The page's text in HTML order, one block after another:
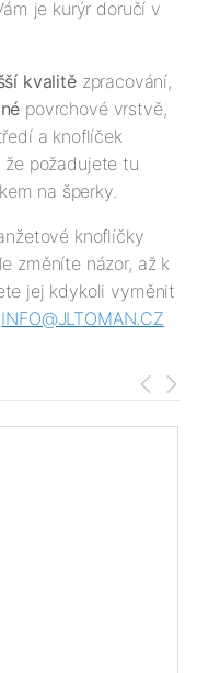
je kurýr doručí v
kvalitězpracování,
povrchové vrstvě,
a knoflíček
že požadujete tu
na šperky.
knoflíčky
změníte názor, až k
jej kdykoli vyměnit
INFO@JLTOMAN.CZ